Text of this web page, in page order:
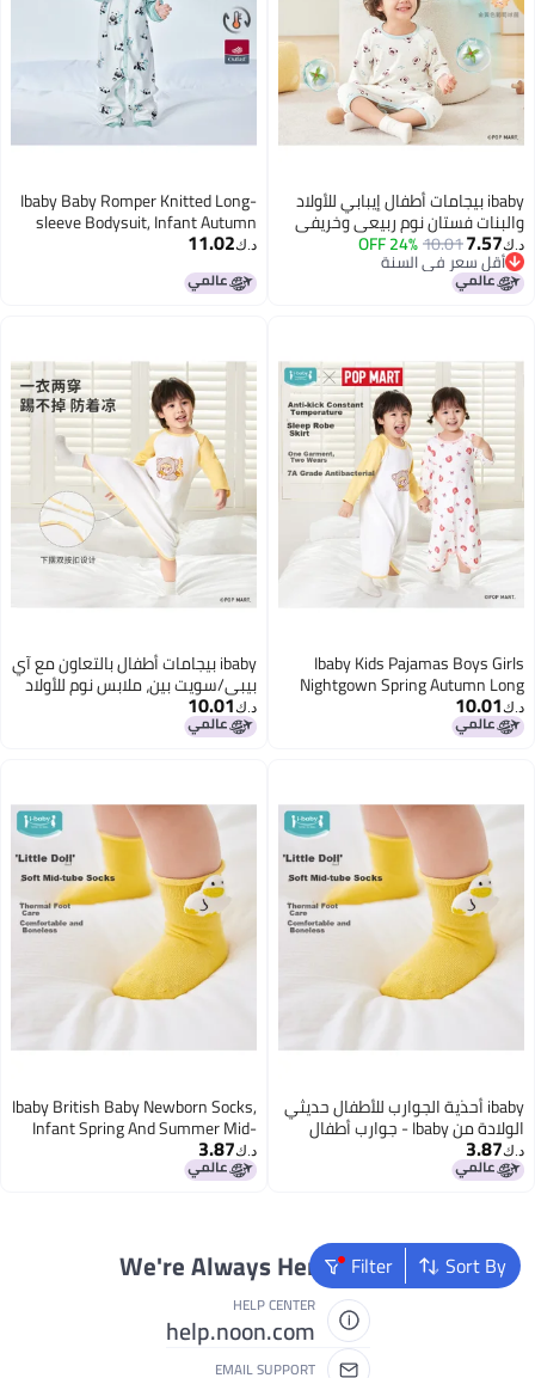
ibaby بيجامات أطفال إيبابي للأولاد
والبنات فستان نوم ربيعي وخريفي
بأكمام طويلة بدلة منزلية للأطفال
أرنب درامر 120
د.ك‏7.57
10.01
24% OFF
أقل سعر في السنة
أقل سعر في السنة
Ibaby Baby Romper Knitted Long-
sleeve Bodysuit, Infant Autumn
Clothing, Newborn Onesie, Binghu
Tiane, 100cm
د.ك‏11.02
Ibaby Kids Pajamas Boys Girls
Nightgown Spring Autumn Long
Sleeve Onesie Baby Home Wear
Bamboo Panda 130
د.ك‏10.01
ibaby بيجامات أطفال بالتعاون مع آي
بيبي/سويت بين، ملابس نوم للأولاد
والبنات، أزياء بأكمام طويلة لفصلي
الربيع والخريف، ملابس منزلية
د.ك‏10.01
ibaby أحذية الجوارب للأطفال حديثي
الولادة من Ibaby - جوارب أطفال
الربيع والصيف للأطفال حديثي
الولادة، جوارب متوسطة الطول
الأرنب
د.ك‏3.87
Ibaby British Baby Newborn Socks,
Infant Spring And Summer Mid-
calf Socks, Boys And Girls Doll
Cotton Socks, 3 Pairs Per Pack
د.ك‏3.87
Sort By
Filter
We're Always Here To Help
HELP CENTER
help.noon.com
EMAIL SUPPORT